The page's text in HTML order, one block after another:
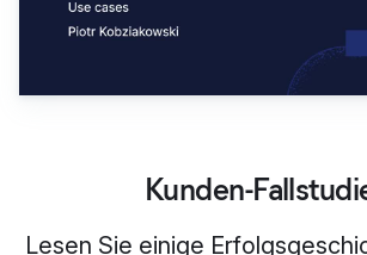
Kunden-
Lesen Sie einige